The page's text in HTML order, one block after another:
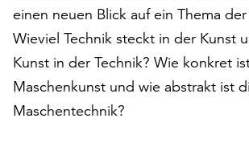
am
Ende
der
Seite
die
Schaltfläche
einen neuen Blick auf ein Thema
Wieviel Technik steckt in der Kunst
Kunst in der Technik? Wie konkret
Maschenkunst und wie abstrakt ist
Maschentechnik?